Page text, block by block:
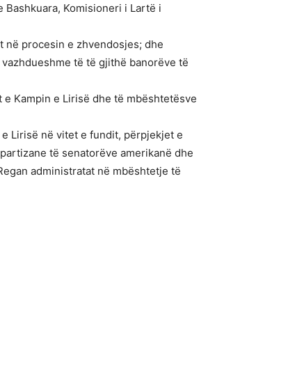
Komisioneri i Lartë i
në procesin e zhvendosjes; dhe
të të gjithë banorëve të
Kampin e Lirisë dhe të mbështetësve
Lirisë në vitet e fundit, përpjekjet e
të senatorëve amerikanë dhe
administratat në mbështetje të